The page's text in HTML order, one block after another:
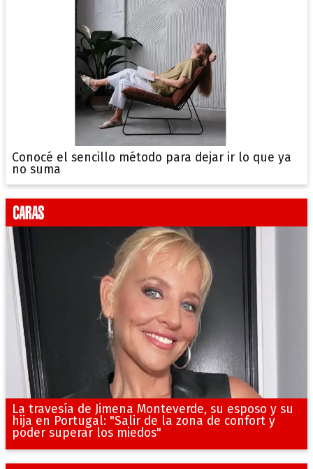
Conocé el sencillo método para dejar ir lo que ya
no suma
La travesía de Jimena Monteverde, su esposo y su
hija en Portugal: "Salir de la zona de confort y
poder superar los miedos"